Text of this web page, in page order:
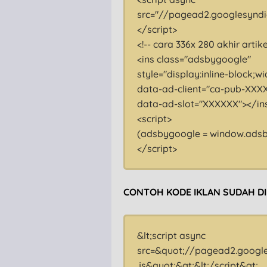
src="//
</script>
<!-- cara 336x 280 akhir
<ins class="adsbygoogle"
style="display:inline-
data-ad-client="ca-pub-
data-ad-slot="XXXXXX"></
<script>
(adsbygoogle =
</script>
CONTOH KODE IKLAN SUDAH
&lt;script async
src=&quot;//